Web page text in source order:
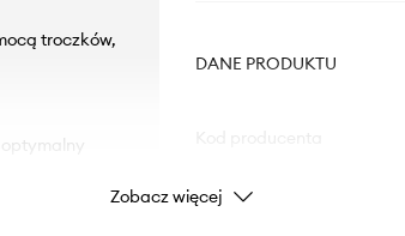
troczków,
DANE PRODUKTU
Kolor
Zobacz więcej